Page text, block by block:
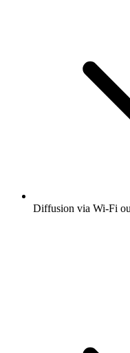
Diffusion via Wi-Fi